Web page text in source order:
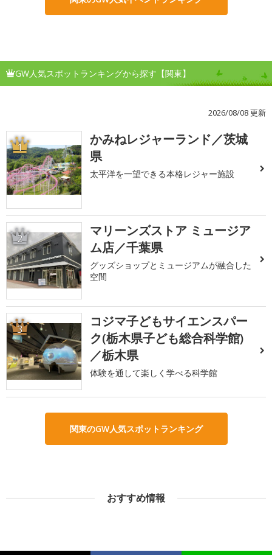
GW人気スポットランキングから探す【関東】
2026/08/08 更新
1
かみねレジャーランド／茨城
県
太平洋を一望できる本格レジャー施設
2
マリーンズストア ミュージア
ム店／千葉県
グッズショップとミュージアムが融合した
空間
3
コジマ子どもサイエンスパー
ク(栃木県子ども総合科学館)
／栃木県
体験を通して楽しく学べる科学館
関東のGW人気スポットランキング
おすすめ情報